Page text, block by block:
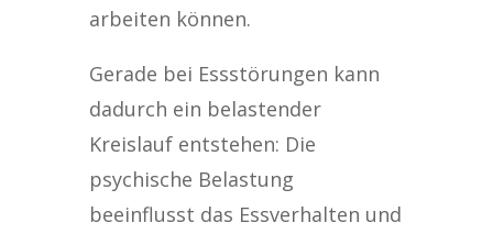
arbeiten können.
Gerade bei Essstörungen kann
dadurch ein belastender
Kreislauf entstehen: Die
psychische Belastung
beeinflusst das Essverhalten und